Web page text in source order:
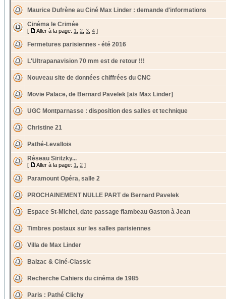
Maurice Dufrène au Ciné Max Linder : demande d'informations
Cinéma le Crimée
[ Aller à la page: 1 2 3 4 ]
Fermetures parisiennes - été 2016
L'Ultrapanavision 70 mm est de retour !!!
Nouveau site de données chiffrées du CNC
Movie Palace, de Bernard Pavelek [a/s Max Linder]
UGC Montparnasse : disposition des salles et technique
Christine 21
Pathé-Levallois
Réseau Siritzky...
[ Aller à la page: 1 2 ]
Paramount Opéra, salle 2
PROCHAINEMENT NULLE PART de Bernard Pavelek
Espace St-Michel, date passage flambeau Gaston à Jean
Timbres postaux sur les salles parisiennes
Villa de Max Linder
Balzac & Ciné-Classic
Recherche Cahiers du cinéma de 1985
Paris : Pathé Clichy